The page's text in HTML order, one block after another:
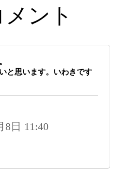
ント
と思います。いわきです
8日 11:40